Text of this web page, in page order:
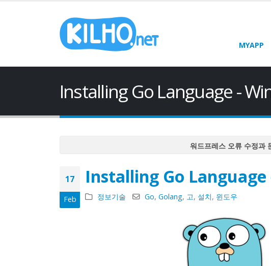
MYAPP
Installing Go Language -
워드프레스 오류 수정과
워드프레스 오류 수정과
워드프레스 오류 수정과
17
Feb
Installing Go Language
정보기술 Go, Golang, 고, 설치, 윈도우